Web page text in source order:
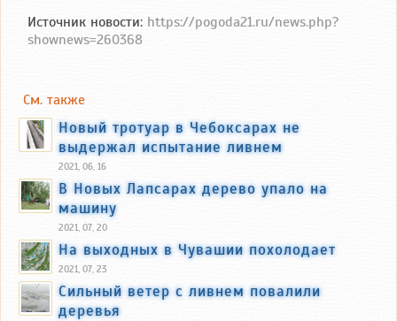
Источник новости: https://pogoda21.ru/news.php?
shownews=260368
См. также
Новый тротуар в Чебоксарах не
выдержал испытание ливнем
2021, 06, 16
В Новых Лапсарах дерево упало на
машину
2021, 07, 20
На выходных в Чувашии похолодает
2021, 07, 23
Сильный ветер с ливнем повалили
деревья